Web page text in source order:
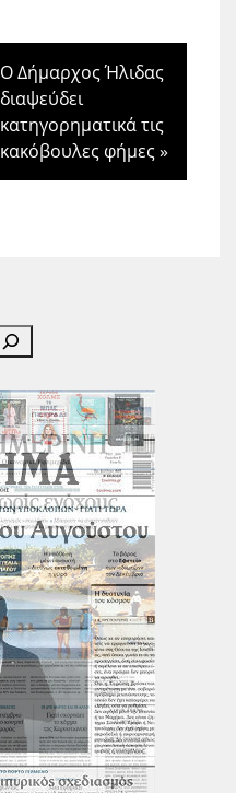
Ο Δήμαρχος Ήλιδας
διαψεύδει
κατηγορηματικά τις
κακόβουλες φήμες»